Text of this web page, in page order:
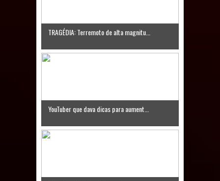
TRAGÉDIA: Terremoto de alta magnitu...
YouTuber que dava dicas para aument...